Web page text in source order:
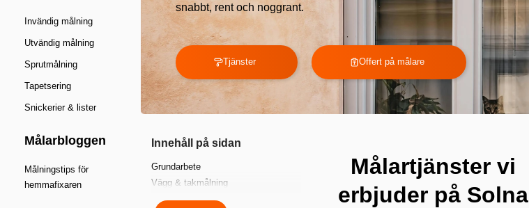
Invändig målning
Utvändig målning
Sprutmålning
Tapetsering
Snickerier & lister
Målarbloggen
Målningstips för
hemmafixaren
snabbt, rent och noggrant.
Tjänster Offert på målare
Innehåll på sidan
Grundarbete
Vägg & takmålning
Fasadmålning
Målartjänster vi
erbjuder på Solna